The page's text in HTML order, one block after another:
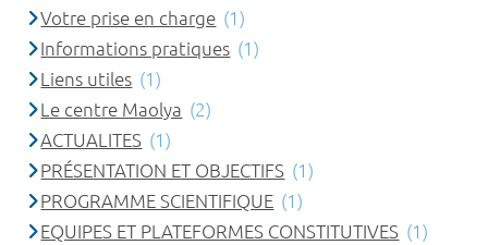
Votre prise en charge (1)
Informations pratiques (1)
Liens utiles (1)
Le centre Maolya (2)
ACTUALITES (1)
PRÉSENTATION ET OBJECTIFS (1)
PROGRAMME SCIENTIFIQUE (1)
EQUIPES ET PLATEFORMES CONSTITUTIVES (1)